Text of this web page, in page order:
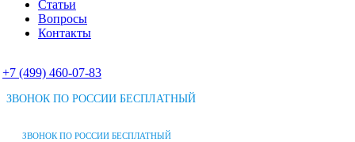
Статьи
Вопросы
Контакты
+7 (499) 460-07-83
ЗВОНОК ПО РОССИИ БЕСПЛАТНЫЙ
ЗВОНОК ПО РОССИИ БЕСПЛАТНЫЙ